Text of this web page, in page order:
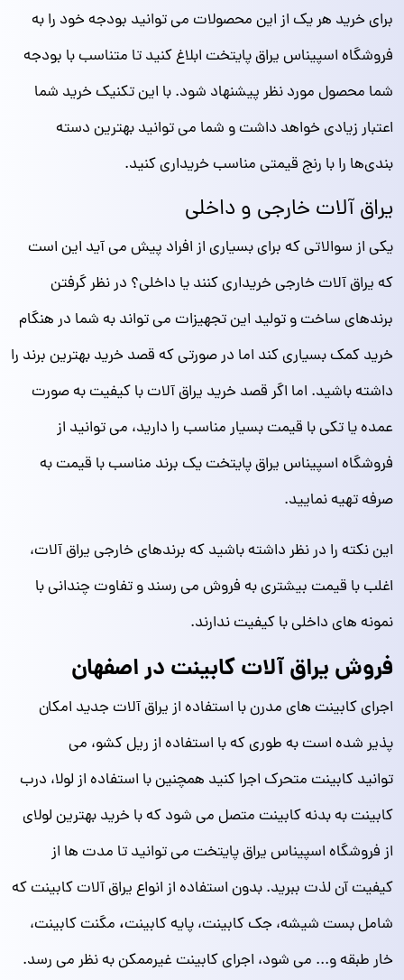
برای خرید هر یک از این محصولات می توانید بودجه خود را به
فروشگاه اسپیناس یراق پایتخت ابلاغ کنید تا متناسب با بودجه
شما محصول مورد نظر پیشنهاد شود. با این تکنیک خرید شما
اعتبار زیادی خواهد داشت و شما می توانید بهترین دسته
بندی‌ها را با رنج قیمتی مناسب خریداری کنید.
یراق آلات خارجی و داخلی
یکی از سوالاتی که برای بسیاری از افراد پیش می آید این است
که یراق آلات خارجی خریداری کنند یا داخلی؟ در نظر گرفتن
برندهای ساخت و تولید این تجهیزات می تواند به شما در هنگام
خرید کمک بسیاری کند اما در صورتی که قصد خرید بهترین‌ برند را
داشته باشید. اما اگر قصد خرید یراق آلات با کیفیت به صورت
عمده یا تکی با قیمت بسیار مناسب را دارید، می توانید از
فروشگاه اسپیناس یراق پایتخت یک برند مناسب با قیمت به
صرفه تهیه نمایید.
این نکته را در نظر داشته باشید که برندهای خارجی یراق آلات،
اغلب با قیمت بیشتری به فروش می‌ رسند و تفاوت چندانی با
نمونه های داخلی با کیفیت ندارند.
فروش یراق آلات کابینت در اصفهان
اجرای کابینت های مدرن با استفاده از یراق آلات جدید امکان
پذیر شده است به طوری که با استفاده از ریل کشو، می
توانید کابینت متحرک اجرا کنید همچنین با استفاده از لولا، درب
کابینت به بدنه کابینت متصل می شود که با خرید بهترین لولای
از فروشگاه اسپیناس یراق پایتخت می توانید تا مدت ها از
کیفیت آن لذت ببرید. بدون استفاده از انواع یراق آلات کابینت که
شامل بست شیشه، جک کابینت، پایه کابینت، مگنت کابینت،
خار طبقه و... می شود، اجرای کابینت غیرممکن به نظر می رسد.